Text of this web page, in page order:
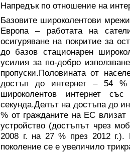
Напредък по отношение на
Базовите широколентови
Европа – работата на
осигуряване на покритие за
до базов стационарен
усилия за по-добро
пропуски.Половината от
достъп до интернет – 54
широколентов интернет
секунда.Делът на достъпа до
% от гражданите на ЕС влизат
устройство (достъпът чрез
2008 г. на 27 % през 2012
поколение се е увеличило